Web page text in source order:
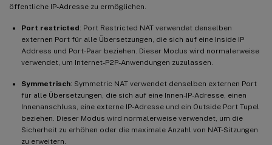
öffentliche IP-Adresse zu ermöglichen.
Port restricted: Port Restricted NAT verwendet denselben
externen Port für alle Übersetzungen, die sich auf eine Inside IP
Address und Port-Paar beziehen. Dieser Modus wird normalerweise
verwendet, um Internet-P2P-Anwendungen zuzulassen.
Symmetrisch: Symmetric NAT verwendet denselben externen Port
für alle Übersetzungen, die sich auf eine Innen-IP-Adresse, einen
Innenanschluss, eine externe IP-Adresse und ein Outside Port Tupel
beziehen. Dieser Modus wird normalerweise verwendet, um die
Sicherheit zu erhöhen oder die maximale Anzahl von NAT-Sitzungen
zu erweitern.